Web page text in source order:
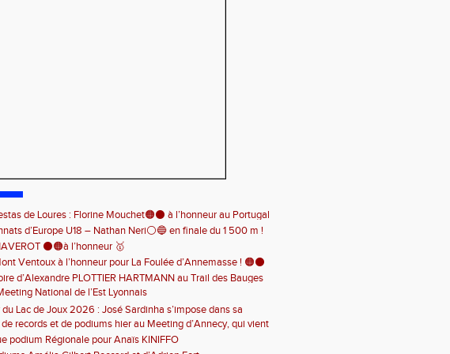
de Loures : Florine Mouchet🟠⚫️ à l’honneur au Portugal
d’Europe U18 – Nathan Neri⚪️🔵 en finale du 1 500 m !
⚫️🟠à l’honneur 🥇
Ventoux à l’honneur pour La Foulée d’Annemasse ! 🟠⚫️
d’Alexandre PLOTTIER HARTMANN au Trail des Bauges
! 🏆👏National de l’Est Lyonnais
Lac de Joux 2026 : José Sardinha s’impose dans sa
🏃‍♂️🏆
records et de podiums hier au Meeting d’Annecy, qui vient
beauté cette belle saison d’athlétisme
podium Régionale pour Anaïs KINIFFO